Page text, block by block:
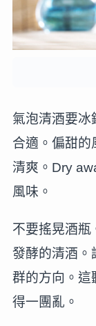
氣泡清酒要冰
合適。偏甜的
清爽。Dry
風味。
不要搖晃酒瓶
發酵的清酒。
群的方向。這
得一團亂。